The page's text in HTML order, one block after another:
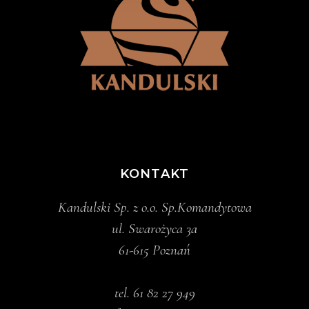
KONTAKT
Kandulski Sp. z o.o. Sp.Komandytowa
ul. Swarożyca 3a
61-615 Poznań
tel. 61 82 27 949